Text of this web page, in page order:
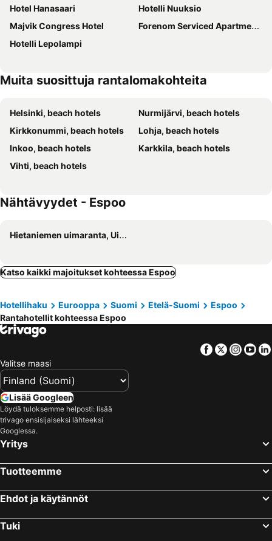
Hotel Hanasaari
Hotelli Nuuksio
Majvik Congress Hotel
Forenom Serviced Apartments Espoo Tapiola
Hotelli Lepolampi
Muita suosittuja rantalomakohteita
Helsinki, beach hotels
Nurmijärvi, beach hotels
Kirkkonummi, beach hotels
Lohja, beach hotels
Inkoo, beach hotels
Karkkila, beach hotels
Vihti, beach hotels
Nähtävyydet - Espoo
Hietaniemen uimaranta, Uimarannat
Katso kaikki majoitukset kohteessa Espoo
Hotellihaku Eurooppa Suomi Etelä-Suomi
Espoo
Rantahotellit kohteessa Espoo
Facebook
Twitter
Valitse maasi
Lisää Googleen
Löydä tuloksemme helposti: lisää
trivago ensisijaiseksi lähteeksi
Googlessa.
Yritys
Tuotteemme
Ehdot ja käytännöt
Tuki